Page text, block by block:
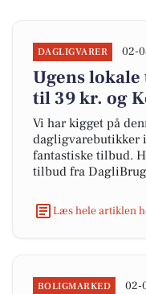
DAGLIGVARER 02-
Ugens
til 39 kr. og
Vi har kigget på
dagligvarebutikker
fantastiske tilbud.
tilbud fra
Læs hele artiklen
BOLIGMARKED 02-